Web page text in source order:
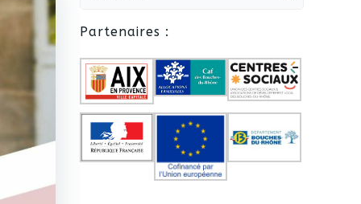
Partenaires :